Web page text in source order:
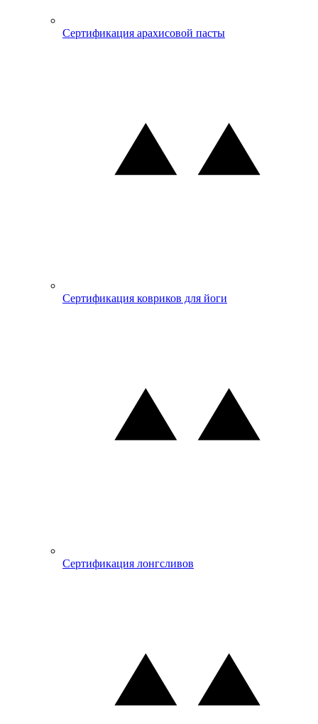
Сертификация арахисовой пасты
Сертификация ковриков для йоги
Сертификация лонгсливов